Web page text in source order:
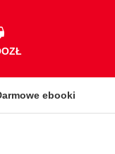
ebooki